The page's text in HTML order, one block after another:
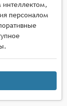
интеллектом,
персоналом